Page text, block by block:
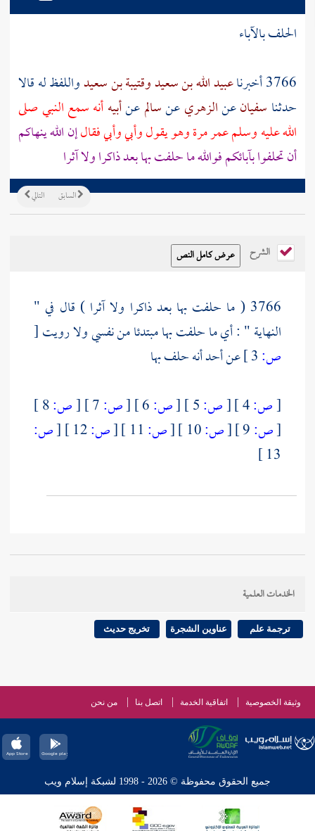
الحلف بالآباء
3766 أخبرنا
عبيد الله بن سعيدوقتيبة بن سعيدواللفظ له قالا
حدثنا سفيانعنالزهريعنسالمعنأبيهأنه سمع النبي صلى
الله عليه وسلمعمرمرة وهو يقول وأبي وأبي فقالإن الله ينهاكم
أن تحلفوا بآبائكم فوالله ما حلفت بها بعد ذاكرا ولا آثرا
التالي السابق
الشرح
3766 ( ما حلفت بها بعد ذاكرا ولا آثرا ) قال في "
النهاية " : أي ما حلفت بها مبتدئا من نفسي ولا رويت[
ص:
عن أحد أنه حلف بها
[ص: [ص: [ص: [ص: [ص:
[ص: [ص: [ص: [ص: [ص:
13 ]
الخدمات العلمية
ترجمة علم عناوين الشجرة تخريج حديث
وثيقة الخصوصية اتفاقية الخدمة اتصل بنا من نحن
جميع الحقوق محفوظة © 2026 - 1998 لشبكة إسلام ويب